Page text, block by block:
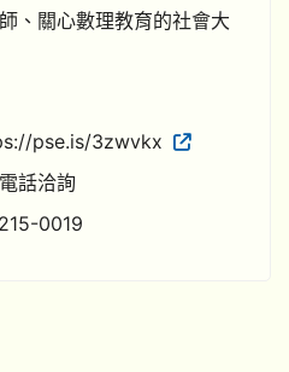
、關心數理教育的社會大
pse.is/3zwvkx
話洽詢
0019